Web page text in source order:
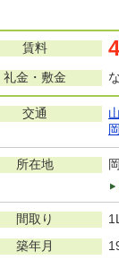
賃料 4
礼金・敷金
交通
所在地
間取り
築年月